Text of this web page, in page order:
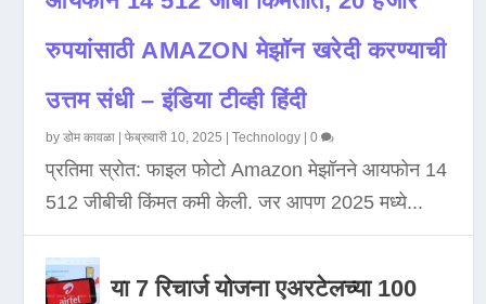
रुपयांसाठी AMAZON मेझॉन खरेदी करण्याची
उत्तम संधी – इंडिया टीव्ही हिंदी
byडोम कावळा |फेब्रुवारी 10, 2025 |Technology |0
प्रतिमा स्रोत: फाइल फोटो Amazon मेझॉनने आयफोन 14
512 जीबीची किंमत कमी केली. जर आपण 2025 मध्ये...
या 7 रिचार्ज योजना एअरटेलच्या 100